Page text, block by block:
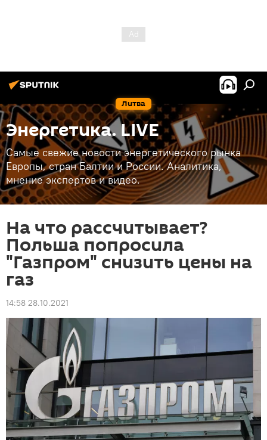
Литва
Энергетика. LIVE
Самые свежие новости энергетического рынка
Европы, стран Балтии и России. Аналитика,
мнение экспертов и видео.
На что рассчитывает?
Польша попросила
"Газпром" снизить цены на
газ
14:58 28.10.2021